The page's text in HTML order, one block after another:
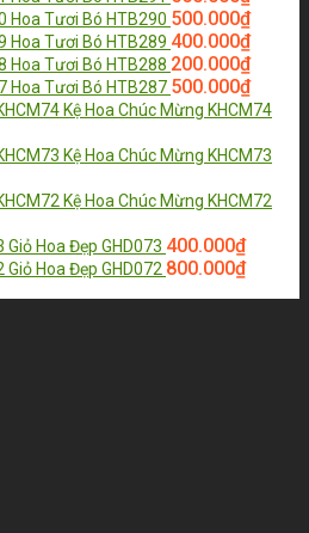
Hoa Tươi Bó HTB290 500.000₫
Hoa Tươi Bó HTB289 400.000₫
Hoa Tươi Bó HTB288 200.000₫
Hoa Tươi Bó HTB287 500.000₫
Kệ Hoa Chúc Mừng KHCM74
Kệ Hoa Chúc Mừng KHCM73
Kệ Hoa Chúc Mừng KHCM72
Giỏ Hoa Đẹp GHD073 400.000₫
Giỏ Hoa Đẹp GHD072 800.000₫